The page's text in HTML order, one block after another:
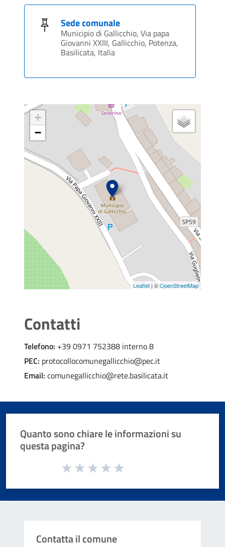
Sede comunale
Municipio di Gallicchio, Via papa
Giovanni XXIII, Gallicchio, Potenza,
Basilicata, Italia
+
−
Leaflet | ©OpenStreetMap
Contatti
Telefono: +39 0971 752388 interno 8
PEC: protocollocomunegallicchio@pec.it
Email: comunegallicchio@rete.basilicata.it
Quanto sono chiare le informazioni su
questa pagina?
Valuta da 1 a 5 stelle la pagina
Contatta il comune